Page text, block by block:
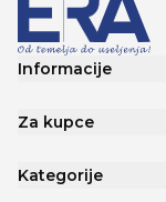
Informacije
Za kupce
Kategorije